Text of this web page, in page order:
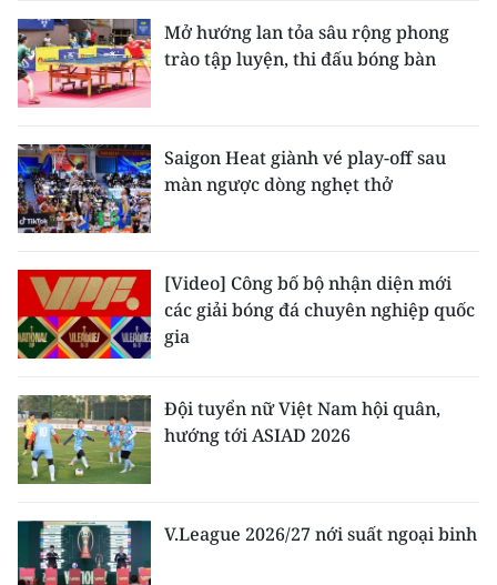
Mở hướng lan tỏa sâu rộng phong
trào tập luyện, thi đấu bóng bàn
Saigon Heat giành vé play-off sau
màn ngược dòng nghẹt thở
[Video] Công bố bộ nhận diện mới
các giải bóng đá chuyên nghiệp quốc
gia
Đội tuyển nữ Việt Nam hội quân,
hướng tới ASIAD 2026
V.League 2026/27 nới suất ngoại binh